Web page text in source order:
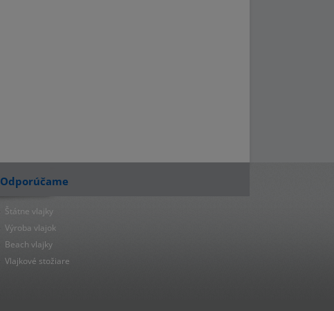
Odporúčame
Štátne vlajky
Výroba vlajok
Beach vlajky
Vlajkové stožiare